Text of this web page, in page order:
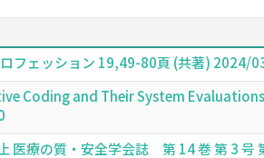
フェッション 19,49-80頁 (共著) 2024/
Coding and Their System Evaluations
医療の質・安全学会誌 第 14 巻 第 3 号